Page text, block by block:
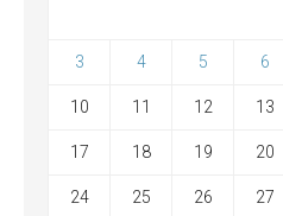
3 4 5 6
10 11 12 13
17 18 19 20
24 25 26 27